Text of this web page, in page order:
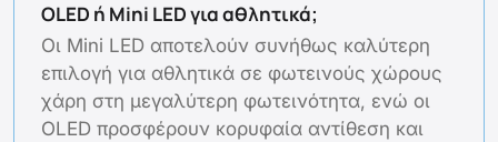
OLED ή Mini LED για αθλητικά;
Οι Mini LED αποτελούν συνήθως καλύτερη
επιλογή για αθλητικά σε φωτεινούς χώρους
χάρη στη μεγαλύτερη φωτεινότητα, ενώ οι
OLED προσφέρουν κορυφαία αντίθεση και